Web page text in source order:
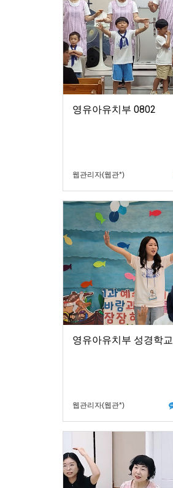
영유아유치부 0802
웹관리자(웹관*)
영유아유치부 성경학교
웹관리자(웹관*)